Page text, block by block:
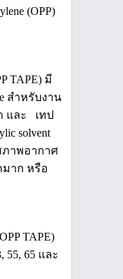
(OPP)
TAPE) มี
สำหรับงาน
และ เทป
solvent
ภาพอากาศ
าก หรือ
TAPE)
55, 65 และ